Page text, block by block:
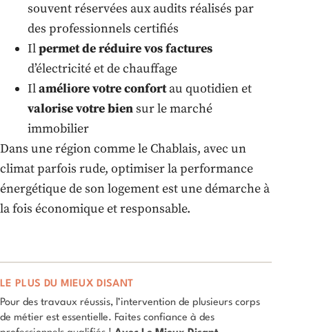
souvent réservées aux audits réalisés par
des professionnels certifiés
Ilpermet de réduire vos factures
d’électricité et de chauffage
Ilaméliore votre confortau quotidien et
valorise votre biensur le marché
immobilier
Dans une région comme le Chablais, avec un
climat parfois rude, optimiser la performance
énergétique de son logement est une démarche à
la fois économique et responsable.
LE PLUS DU MIEUX DISANT
Pour des travaux réussis, l’intervention de plusieurs corps
de métier est essentielle. Faites confiance à des